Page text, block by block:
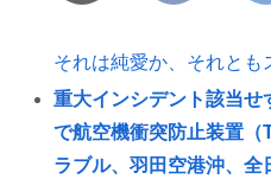
それは純愛か、それとも
重大インシデント該当
で航空機衝突防止装置（
ラブル、羽田空港沖、全